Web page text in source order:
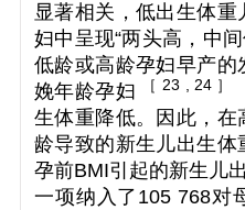
显著相关，低出生体
妇中呈现“两头高，中
低龄或高龄孕妇早产的
娩年龄孕妇
［ 23 , 24 ］
生体重降低。因此，
龄导致的新生儿出生体
孕前BMI引起的新生儿
一项纳入了105 768对